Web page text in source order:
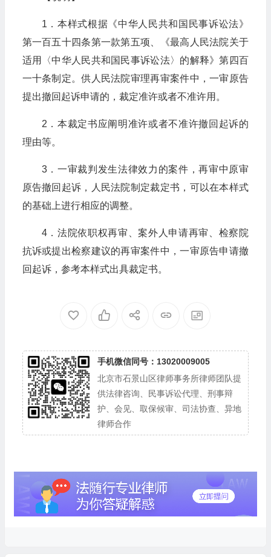
1．本样式根据《中华人民共和国民事诉讼法》
第一百五十四条第一款第五项、《最高人民法院关于
适用〈中华人民共和国民事诉讼法〉的解释》第四百
一十条制定。供人民法院审理再审案件中，一审原告
提出撤回起诉申请的，裁定准许或者不准许用。
2．本裁定书应阐明准许或者不准许撤回起诉的
理由等。
3．一审裁判发生法律效力的案件，再审中原审
原告撤回起诉，人民法院制定裁定书，可以在本样式
的基础上进行相应的调整。
4．法院依职权再审、案外人申请再审、检察院
抗诉或提出检察建议的再审案件中，一审原告申请撤
回起诉，参考本样式出具裁定书。
手机微信同号：13020009005
北京市石景山区律师事务所律师团队提
供法律咨询、民事诉讼代理、刑事辩
护、会见、取保候审、司法协查、异地
律师合作